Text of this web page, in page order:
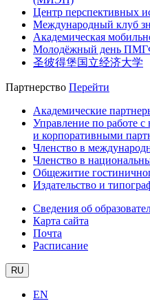
Центр перспективных
Международный клуб
Академическая
Молодёжный день
圣彼得堡国立经济大学
Партнерство Перейти
Академические
Управление по работе
и корпоративными
Членство в
Членство в
Общежитие
Издательство и
Сведения об
Карта сайта
Почта
Расписание
RU
EN